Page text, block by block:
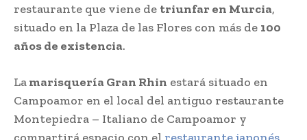
restaurante que viene de triunfar en Murcia,
situado en la Plaza de las Flores con más de 100
años de existencia.
Lamarisquería Gran Rhin estará situado en
Campoamor en el local del antiguo restaurante
Montepiedra – Italiano de Campoamor y